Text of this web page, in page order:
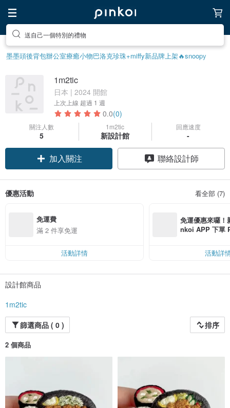
送自己一個特別的禮物
墨墨頭後背包辦公室療癒小物巴洛克珍珠+miffy新品牌上架🔥snoopy
1m2tic
日本 | 2024 開館
上次上線 超過 1 週
0.0(0)
關注人數
5
1m2tic
新設計館
回應速度
-
加入關注 聯絡設計師
優惠活動 看全部 (7)
免運費
滿 2 件享免運
活動詳情
免運優惠來囉
nkoi APP 下單
活動詳
設計館商品
1m2tic
篩選商品 ( 0 )
排序
2 個商品